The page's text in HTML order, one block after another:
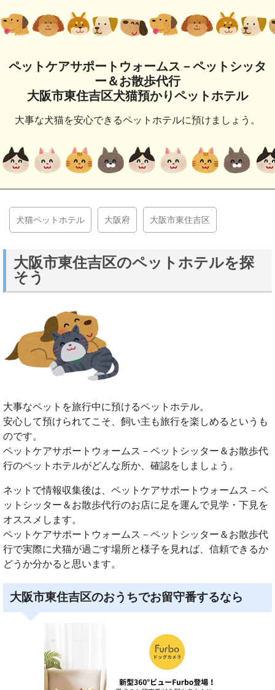
ペットケアサポートウォームス－ペットシッタ
ー＆お散歩代行
大阪市東住吉区犬猫預かりペットホテル
大事な犬猫を安心できるペットホテルに預けましょう。
犬猫ペットホテル 大阪府 大阪市東住吉区
大阪市東住吉区のペットホテルを探
そう
大事なペットを旅行中に預けるペットホテル。
安心して預けられてこそ、飼い主も旅行を楽しめるというも
のです。
ペットケアサポートウォームス－ペットシッター＆お散歩代
行のペットホテルがどんな所か、確認をしましょう。
ネットで情報収集後は、ペットケアサポートウォームス－ペ
ットシッター＆お散歩代行のお店に足を運んで見学・下見を
オススメします。
ペットケアサポートウォームス－ペットシッター＆お散歩代
行で実際に犬猫が過ごす場所と様子を見れば、信頼できるか
どうか分かると思います。
大阪市東住吉区のおうちでお留守番するなら